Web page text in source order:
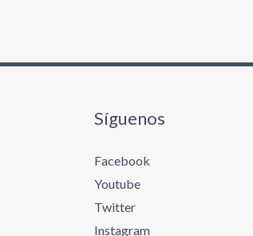
Síguenos
Facebook
Youtube
Twitter
Instagram